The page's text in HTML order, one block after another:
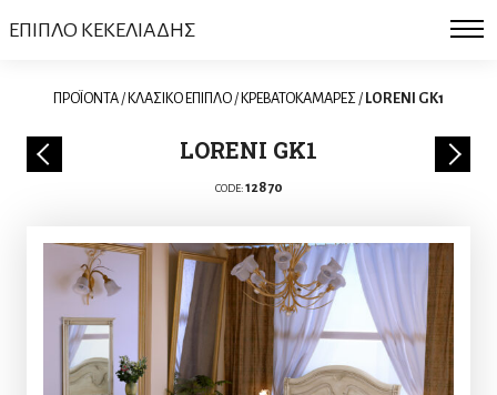
ΕΠΙΠΛΟ ΚΕΚΕΛΙΑΔΗΣ
ΠΡΟΪΟΝΤΑ / ΚΛΑΣΙΚΟ ΕΠΙΠΛΟ / ΚΡΕΒΑΤΟΚΑΜΑΡΕΣ / LORENI GK1
LORENI GK1
CODE: 12870